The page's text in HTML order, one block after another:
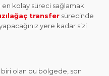
kolay süreci sağlamak
transfer sürecinde
yere kadar sizi
olan bu bölgede, son